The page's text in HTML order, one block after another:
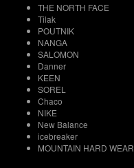
THE NORTH FACE
Tilak
POUTNIK
NANGA
SALOMON
Danner
KEEN
SOREL
Chaco
NIKE
New Balance
icebreaker
MOUNTAIN HARD WEAR